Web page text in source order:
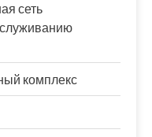
сеть
комплекс